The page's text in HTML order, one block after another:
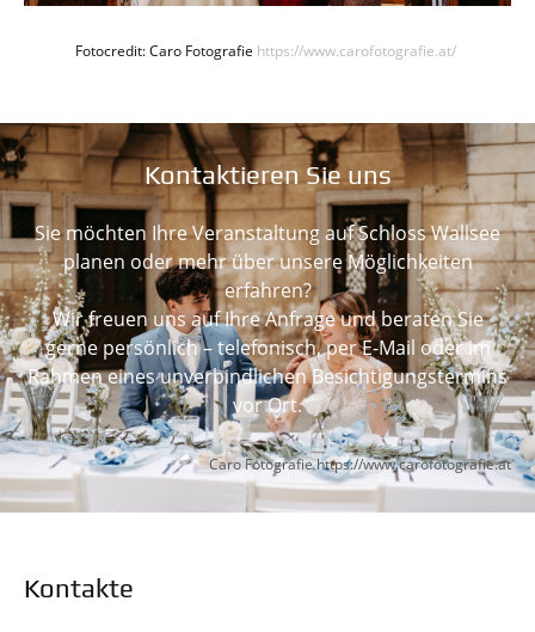
Fotocredit: Caro Fotografie https://www.carofotografie.at/
Kontaktieren Sie uns
Sie möchten Ihre Veranstaltung auf Schloss Wallsee
planen oder mehr über unsere Möglichkeiten
erfahren?
Wir freuen uns auf Ihre Anfrage und beraten Sie
gerne persönlich – telefonisch, per E-Mail oder im
Rahmen eines unverbindlichen Besichtigungstermins
vor Ort.
Caro Fotografiehttps://www.carofotografie.at
Kontakte